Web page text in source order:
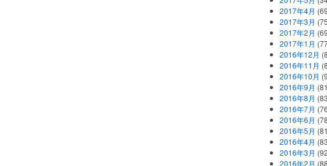
2017年4月
2017年3月
2017年2月
2017年1月
2016年12月
2016年11月
2016年10月
2016年9月
2016年8月
2016年7月
2016年6月
2016年5月
2016年4月
2016年3月
2016年2月